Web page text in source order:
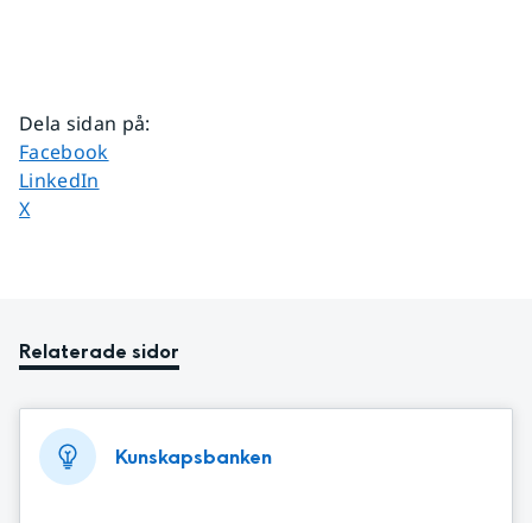
Dela sidan på:
Dela sidan på
Facebook
Dela sidan på
LinkedIn
Dela sidan på
X
Relaterade sidor
Kunskapsbanken